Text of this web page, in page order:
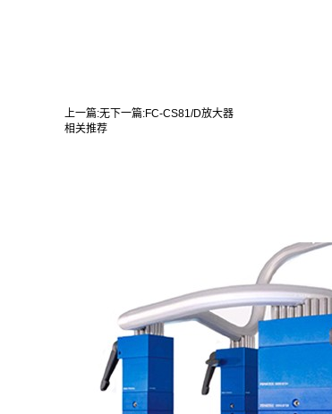
上一篇:无 下一篇:FC-CS81/D放大器
相关推荐